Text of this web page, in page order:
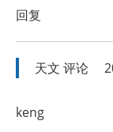
回复
天文 评论
keng